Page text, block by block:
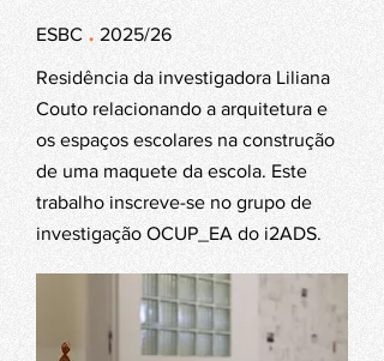
ESBC . 2025/26
Residência da investigadora Liliana
Couto relacionando a arquitetura e
os espaços escolares na construção
de uma maquete da escola. Este
trabalho inscreve-se no grupo de
investigação OCUP_EA do i2ADS.